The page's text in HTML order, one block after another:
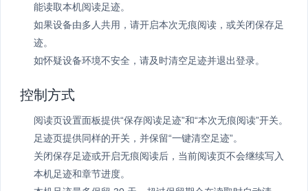
能读取本机阅读足迹。
如果设备由多人共用，请开启本次无痕阅读，或关闭保存足
迹。
如怀疑设备环境不安全，请及时清空足迹并退出登录。
控制方式
阅读页设置面板提供“保存阅读足迹”和“本次无痕阅读”开关。
足迹页提供同样的开关，并保留“一键清空足迹”。
关闭保存足迹或开启无痕阅读后，当前阅读页不会继续写入
本机足迹和章节进度。